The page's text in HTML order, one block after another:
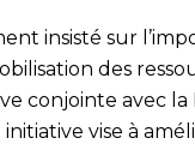
insisté sur
des
conjointe avec
vise à